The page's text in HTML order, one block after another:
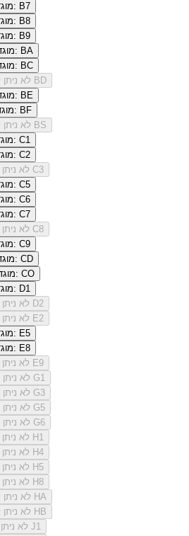
מוגדר לפי תת קטגוריה: B7
מוגדר לפי תת קטגוריה: B8
מוגדר לפי תת קטגוריה: B9
מוגדר לפי תת קטגוריה: BA
מוגדר לפי תת קטגוריה: BC
לא ניתן לבחור תת קטגוריה BD
מוגדר לפי תת קטגוריה: BE
מוגדר לפי תת קטגוריה: BF
לא ניתן לבחור תת קטגוריה BS
מוגדר לפי תת קטגוריה: C1
מוגדר לפי תת קטגוריה: C2
לא ניתן לבחור תת קטגוריה C3
מוגדר לפי תת קטגוריה: C5
מוגדר לפי תת קטגוריה: C6
מוגדר לפי תת קטגוריה: C7
לא ניתן לבחור תת קטגוריה C8
מוגדר לפי תת קטגוריה: C9
מוגדר לפי תת קטגוריה: CD
מוגדר לפי תת קטגוריה: CO
מוגדר לפי תת קטגוריה: D1
לא ניתן לבחור תת קטגוריה D2
לא ניתן לבחור תת קטגוריה E2
מוגדר לפי תת קטגוריה: E5
מוגדר לפי תת קטגוריה: E8
לא ניתן לבחור תת קטגוריה E9
לא ניתן לבחור תת קטגוריה G1
לא ניתן לבחור תת קטגוריה G3
לא ניתן לבחור תת קטגוריה G5
לא ניתן לבחור תת קטגוריה G6
לא ניתן לבחור תת קטגוריה H1
לא ניתן לבחור תת קטגוריה H4
לא ניתן לבחור תת קטגוריה H5
לא ניתן לבחור תת קטגוריה H8
לא ניתן לבחור תת קטגוריה HA
לא ניתן לבחור תת קטגוריה HB
לא ניתן לבחור תת קטגוריה J1